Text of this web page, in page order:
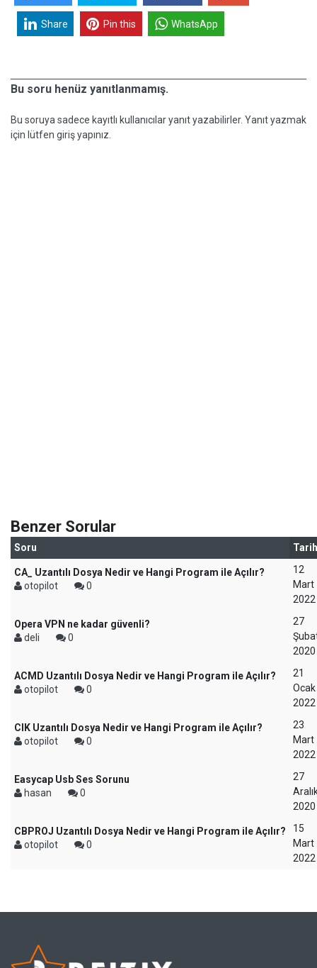
Share Pin this WhatsApp
Bu soru henüz yanıtlanmamış.
Bu soruya sadece kayıtlı kullanıcılar yanıt yazabilirler. Yanıt yazmak
için lütfen giriş yapınız.
Benzer Sorular
Soru Tarih
CA_ Uzantılı Dosya Nedir ve Hangi Program ile Açılır?
otopilot
0
12
Mart
2022
Opera VPN ne kadar güvenli?
deli
0
27
2020
ACMD Uzantılı Dosya Nedir ve Hangi Program ile Açılır?
otopilot
0
21
Ocak
2022
CIK Uzantılı Dosya Nedir ve Hangi Program ile Açılır?
otopilot
0
23
Mart
2022
Easycap Usb Ses Sorunu
hasan
0
27
2020
CBPROJ Uzantılı Dosya Nedir ve Hangi Program ile Açılır?
otopilot
0
15
Mart
2022